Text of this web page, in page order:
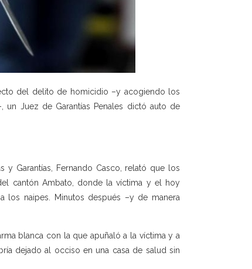
del delito de homicidio –y acogiendo los
un Juez de Garantías Penales dictó auto de
y Garantías, Fernando Casco, relató que los
cantón Ambato, donde la víctima y el hoy
los naipes. Minutos después –y de manera
blanca con la que apuñaló a la víctima y a
dejado al occiso en una casa de salud sin